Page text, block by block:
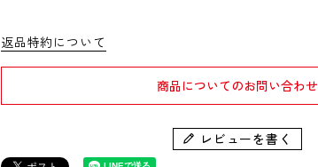
返品特約について
商品についてのお問い合わせ
レビューを書く